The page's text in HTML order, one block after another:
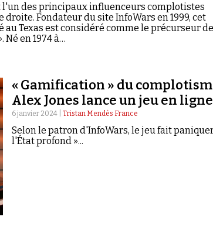
l'un des principaux influenceurs complotistes
Fondateur du site InfoWars en 1999, cet
Texas est considéré comme le précurseur
Né en 1974 à…
« Gamification » du
Alex Jones lance un jeu en ligne
6 janvier 2024 | Tristan Mendès France
Selon le patron d'InfoWars, le jeu fait
l'État profond »...